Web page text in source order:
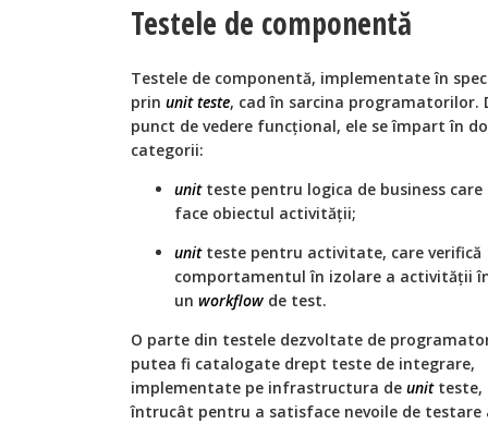
Testele de componentă
Testele de componentă, implementate în
prin unit teste, cad în sarcina programatorilor.
punct de vedere funcțional, ele se împart în
categorii:
unitteste pentru logica de business care
face obiectul activității;
unitteste pentru activitate, care verifică
comportamentul în izolare a activității
un workflow de test.
O parte din testele dezvoltate de
putea fi catalogate drept teste de integrare,
implementate pe infrastructura de unitteste,
întrucât pentru a satisface nevoile de testare